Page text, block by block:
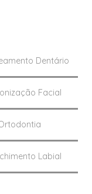
Dentário
Facial
Labial